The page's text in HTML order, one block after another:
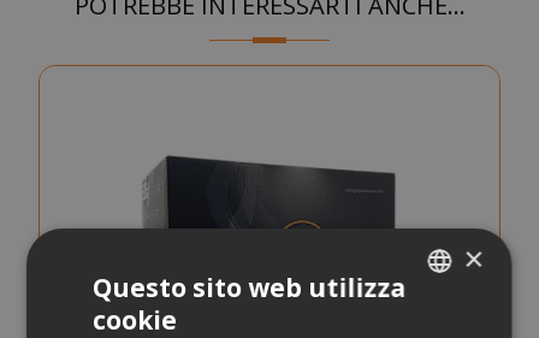
×
Questo sito web utilizza
cookie